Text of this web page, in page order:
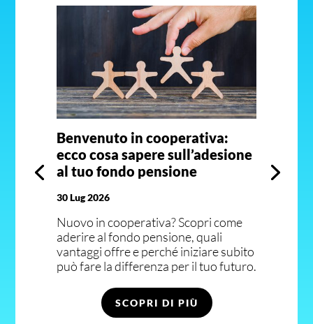
Benvenuto in cooperativa:
ecco cosa sapere sull’adesione
al tuo fondo pensione
30 Lug 2026
Nuovo in cooperativa? Scopri come
aderire al fondo pensione, quali
vantaggi offre e perché iniziare subito
può fare la differenza per il tuo futuro.
SCOPRI DI PIÙ